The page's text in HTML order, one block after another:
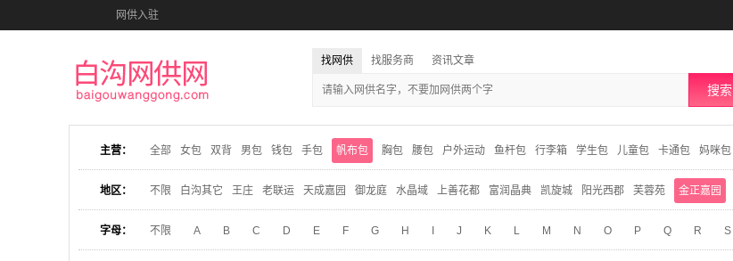
网供入驻
找网供 找服务商 资讯文章
搜索
主营： 全部 女包 双背 男包 钱包 手包 帆布包 胸包 腰包 户外运动 鱼杆包 行李箱 学生包 儿童包 卡通包 妈咪包
地区： 不限 白沟其它 王庄 老联运 天成嘉园 御龙庭 水晶域 上善花都 富润晶典 凯旋城 阳光西郡 芙蓉苑 金正嘉园
字母： 不限 A B C D E F G H J K L M N O P Q R S